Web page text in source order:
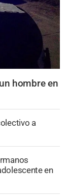
hombre en
a
en